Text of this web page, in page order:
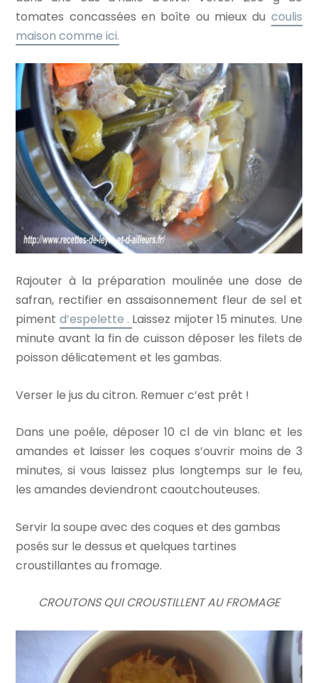
tomates concassées en boîte ou mieux du coulis
maison comme ici.
Rajouter à la préparation moulinée une dose de
safran, rectifier en assaisonnement fleur de sel et
piment d’espelette . Laissez mijoter 15 minutes. Une
minute avant la fin de cuisson déposer les filets de
poisson délicatement et les gambas.
Verser le jus du citron. Remuer c’est prêt !
Dans une poêle, déposer 10 cl de vin blanc et les
amandes et laisser les coques s’ouvrir moins de 3
minutes, si vous laissez plus longtemps sur le feu,
les amandes deviendront caoutchouteuses.
Servir la soupe avec des coques et des gambas
posés sur le dessus et quelques tartines
croustillantes au fromage.
CROUTONS QUI CROUSTILLENT AU FROMAGE